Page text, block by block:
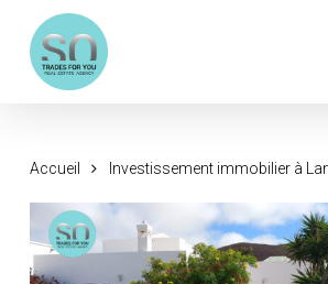
main
Accueil Investissement immobilier à